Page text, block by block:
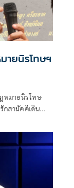
ายนิรโทษฯ
หมายนิรโทษ
กสามัคคีเดิน
มีอายุต่ำกว่า 18
ว แนะคนที่โดน
บุคคลได้